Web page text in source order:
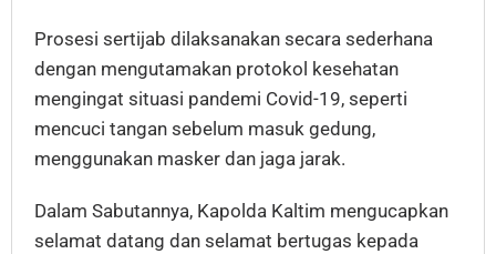
Prosesi sertijab dilaksanakan secara sederhana
dengan mengutamakan protokol kesehatan
mengingat situasi pandemi Covid-19, seperti
mencuci tangan sebelum masuk gedung,
menggunakan masker dan jaga jarak.
Dalam Sabutannya, Kapolda Kaltim mengucapkan
selamat datang dan selamat bertugas kepada